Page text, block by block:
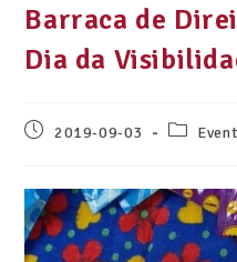
Barraca de
Dia da
2019-09-03